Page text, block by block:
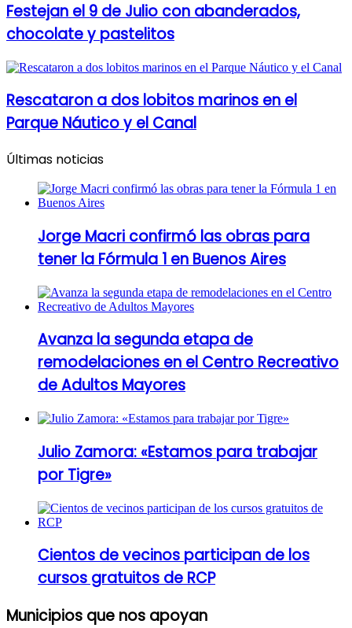
Festejan el 9 de Julio con abanderados,
chocolate y pastelitos
Rescataron a dos lobitos marinos en el
Parque Náutico y el Canal
Últimas noticias
Jorge Macri confirmó las obras para
tener la Fórmula 1 en Buenos Aires
Avanza la segunda etapa de
remodelaciones en el Centro Recreativo
de Adultos Mayores
Julio Zamora: «Estamos para trabajar
por Tigre»
Cientos de vecinos participan de los
cursos gratuitos de RCP
Municipios que nos apoyan